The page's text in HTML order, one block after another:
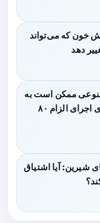
خون که می‌تواند
دهد
ممکن است به
مشمولان Medicaid برای اجرای الزام ۸۰
آیا اشتیاق